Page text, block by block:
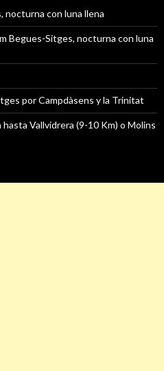
nocturna con luna llena
Begues-Sitges, nocturna con luna
por Campdàsens y la Trinitat
Vallvidrera (9-10 Km) o Molins